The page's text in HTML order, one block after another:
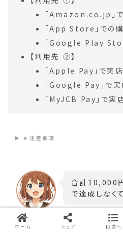
「Amazon.co.jp」
「App Store」での
「Google Play
【利用先 ②】
「Apple Pay」で実
「Google Pay」で
「MyJCB Pay」で実
注意事項
合計10,000円
で達成しなく
ホーム シェア 目次へ